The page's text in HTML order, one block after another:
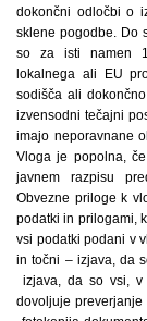
dokončni odločbi o
sklene pogodbe. Do
so za isti namen
lokalnega ali EU
sodišča ali
izvensodni tečajni
imajo neporavnane
Vloga je popolna,
javnem razpisu
Obvezne priloge k
podatki in prilogami,
vsi podatki podani v
in točni – izjava, da
izjava, da so vsi, v
dovoljuje